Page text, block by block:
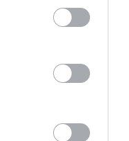
WC. 12,00 EURO
LANKE BERLIN IN
15,00 EURO
BERLIN IN
400 METRI-IL CENTRO
15 POSTI SENZA